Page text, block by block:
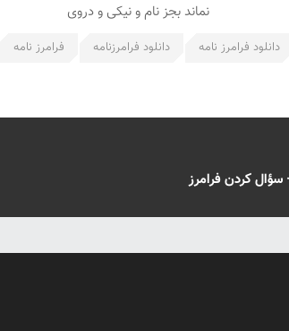
نماند بجز نام و نیکی و دروی
دانلود فرامرز نامه دانلود فرامرزنامه فرامرز نامه